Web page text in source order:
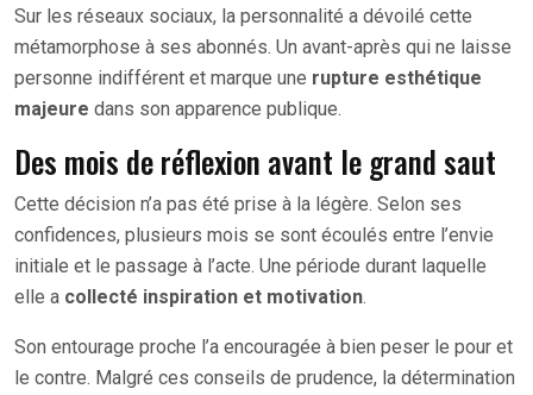
Sur les réseaux sociaux, la personnalité a dévoilé cette
métamorphose à ses abonnés. Un avant-après qui ne laisse
personne indifférent et marque une rupture esthétique
majeure dans son apparence publique.
Des mois de réflexion avant le grand saut
Cette décision n’a pas été prise à la légère. Selon ses
confidences, plusieurs mois se sont écoulés entre l’envie
initiale et le passage à l’acte. Une période durant laquelle
elle a collecté inspiration et motivation.
Son entourage proche l’a encouragée à bien peser le pour et
le contre. Malgré ces conseils de prudence, la détermination